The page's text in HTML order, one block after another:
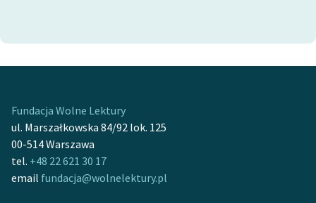
Fundacja Wolne Lektury
ul. Marszałkowska 84/92 lok. 125
00-514 Warszawa
tel. +48 22 621 30 17
email fundacja@wolnelektury.pl